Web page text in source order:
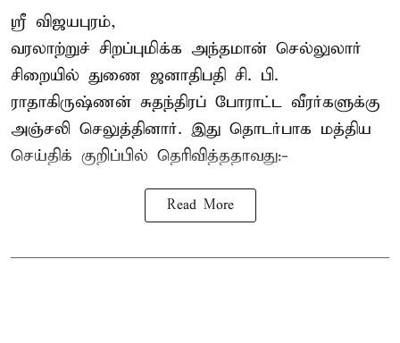
ஸ்ரீ விஜயபுரம்,
வரலாற்றுச் சிறப்புமிக்க அந்தமான் செல்லுலார்
சிறையில் துணை ஜனாதிபதி சி. பி.
ராதாகிருஷ்ணன் சுதந்திரப் போராட்ட வீரர்களுக்கு
அஞ்சலி செலுத்தினார். இது தொடர்பாக மத்திய
செய்திக் குறிப்பில் தெரிவித்ததாவது:-
Read More